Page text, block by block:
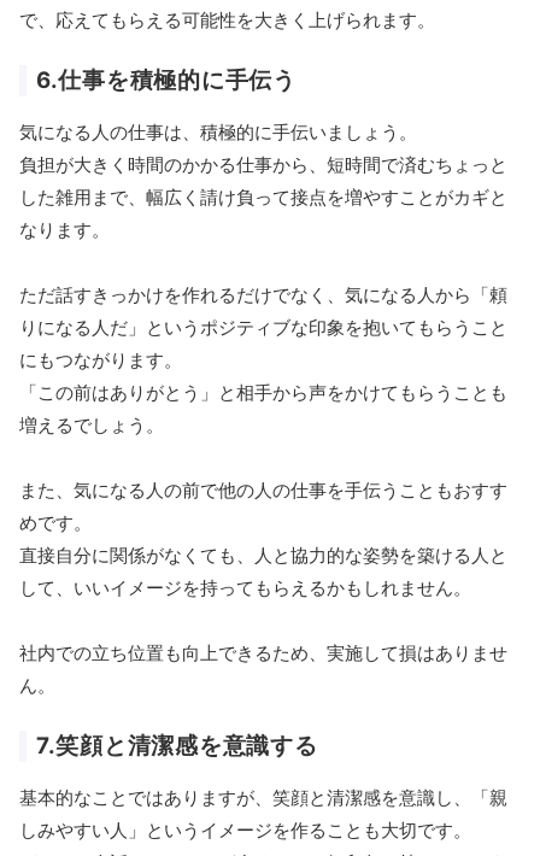
で、応えてもらえる可能性を大きく上げられます。
6.仕事を積極的に手伝う
気になる人の仕事は、積極的に手伝いましょう。
負担が大きく時間のかかる仕事から、短時間で済むちょっと
した雑用まで、幅広く請け負って接点を増やすことがカギと
なります。
ただ話すきっかけを作れるだけでなく、気になる人から「頼
りになる人だ」というポジティブな印象を抱いてもらうこと
にもつながります。
「この前はありがとう」と相手から声をかけてもらうことも
増えるでしょう。
また、気になる人の前で他の人の仕事を手伝うこともおすす
めです。
直接自分に関係がなくても、人と協力的な姿勢を築ける人と
して、いいイメージを持ってもらえるかもしれません。
社内での立ち位置も向上できるため、実施して損はありませ
ん。
7.笑顔と清潔感を意識する
基本的なことではありますが、笑顔と清潔感を意識し、「親
しみやすい人」というイメージを作ることも大切です。